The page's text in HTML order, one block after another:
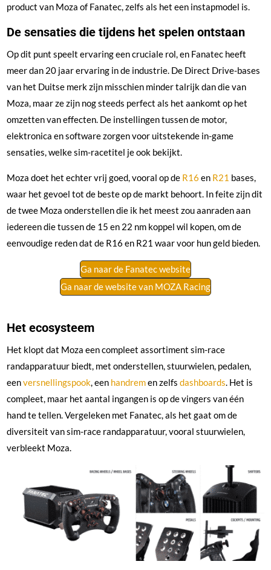
product van Moza of Fanatec, zelfs als het een instapmodel is.
De sensaties die tijdens het spelen ontstaan
Op dit punt speelt ervaring een cruciale rol, en Fanatec heeft
meer dan 20 jaar ervaring in de industrie. De Direct Drive-bases
van het Duitse merk zijn misschien minder talrijk dan die van
Moza, maar ze zijn nog steeds perfect als het aankomt op het
omzetten van effecten. De instellingen tussen de motor,
elektronica en software zorgen voor uitstekende in-game
sensaties, welke sim-racetitel je ook bekijkt.
Moza doet het echter vrij goed, vooral op de R16 en R21 bases,
waar het gevoel tot de beste op de markt behoort. In feite zijn dit
de twee Moza onderstellen die ik het meest zou aanraden aan
iedereen die tussen de 15 en 22 nm koppel wil kopen, om de
eenvoudige reden dat de R16 en R21 waar voor hun geld bieden.
Ga naar de Fanatec website
Ga naar de website van MOZA Racing
Het ecosysteem
Het klopt dat Moza een compleet assortiment sim-race
randapparatuur biedt, met onderstellen, stuurwielen, pedalen,
eenversnellingspook, een handremen zelfsdashboards. Het is
compleet, maar het aantal ingangen is op de vingers van één
hand te tellen. Vergeleken met Fanatec, als het gaat om de
diversiteit van sim-race randapparatuur, vooral stuurwielen,
verbleekt Moza.